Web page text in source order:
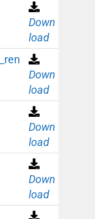
Down
load
Down
load
Down
load
Down
load